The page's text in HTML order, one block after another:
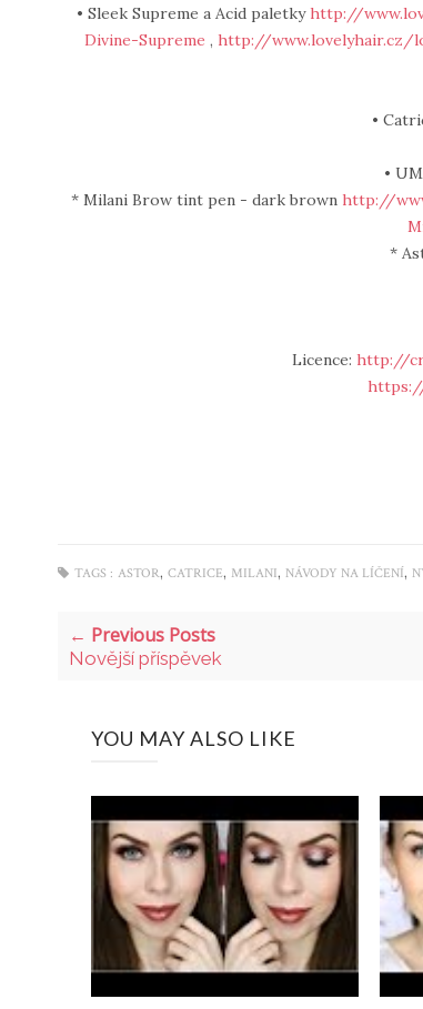
• Sleek Supreme a Acid paletkyhttp://
Divine-Supreme , http://www.lovelyhair.cz/
•
•
* Milani Brow tint pen - dark brown http://
*
Licence: http://
TAGS : ASTOR, CATRICE, MILANI, NÁVODY NA LÍČENÍ,
← Previous Posts
Novější příspěvek
YOU MAY ALSO LIKE